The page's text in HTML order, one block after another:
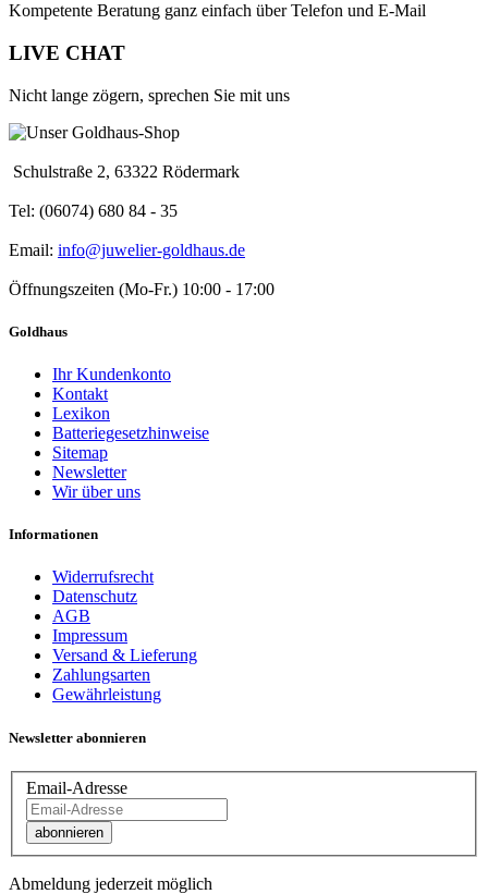
Kompetente Beratung ganz einfach über Telefon und E-Mail
LIVE CHAT
Nicht lange zögern, sprechen Sie mit uns
Schulstraße 2, 63322 Rödermark
Tel: (06074) 680 84 - 35
Email: info@juwelier-goldhaus.de
Öffnungszeiten (Mo-Fr.) 10:00 - 17:00
Goldhaus
Ihr Kundenkonto
Kontakt
Lexikon
Batteriegesetzhinweise
Sitemap
Newsletter
Wir über uns
Informationen
Widerrufsrecht
Datenschutz
AGB
Impressum
Versand & Lieferung
Zahlungsarten
Gewährleistung
Newsletter abonnieren
Email-Adresse
abonnieren
Abmeldung jederzeit möglich